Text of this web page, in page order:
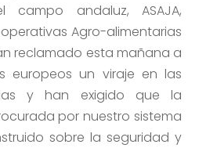
campo andaluz, ASAJA,
Agro-alimentarias
reclamado esta mañana a
europeos un viraje en las
y han exigido que la
por nuestro sistema
sobre la seguridad y